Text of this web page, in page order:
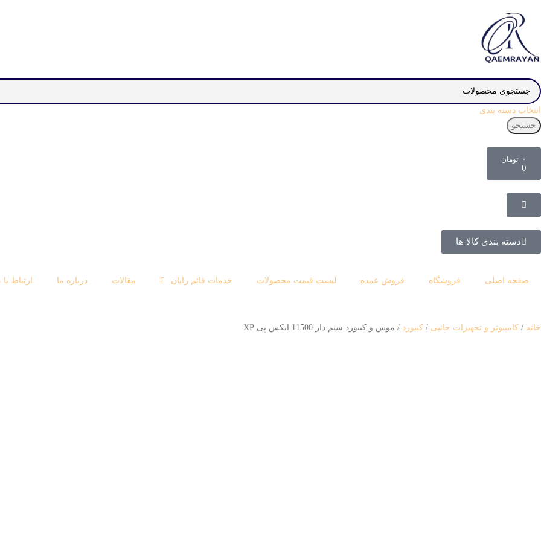
انتخاب دسته بندی
جستجو
۰ تومان
0
دسته بندی کالا ها
صفحه اصلی فروشگاه فروش عمده لیست قیمت محصولات خدمات قائم رایان مقالات درباره ما ارتباط با
خانه کامپیوتر و تجهیزات جانبی کیبورد موس و کیبورد سیم دار 11500 ایکس پی XP